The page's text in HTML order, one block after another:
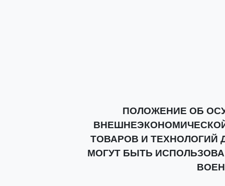
ПОЛОЖЕНИЕ ОБ
ТОВАРОВ И ТЕХНОЛОГИЙ
МОГУТ БЫТЬ